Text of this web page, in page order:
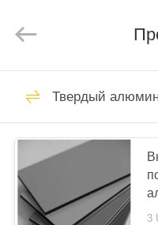
ДОМОЙ
ПРОДУКТЫ
О
НАС
Co.,
Reserved.
Панель
Твердый
3